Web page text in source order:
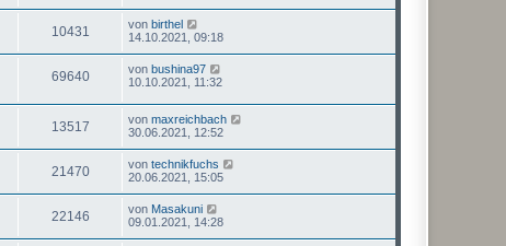
10431 von birthel
14.10.2021, 09:18
69640 von bushina97
10.10.2021, 11:32
13517 von maxreichbach
30.06.2021, 12:52
21470 von technikfuchs
20.06.2021, 15:05
22146 von Masakuni
09.01.2021, 14:28